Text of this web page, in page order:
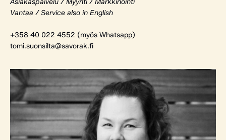
Vantaa / Service also in English
+358 40 022 4552 (myös Whatsapp)
tomi.suonsilta@savorak.fi